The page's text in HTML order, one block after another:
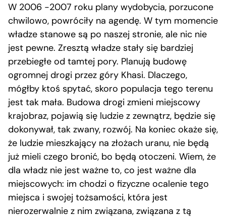
W 2006 -2007 roku plany wydobycia, porzucone
chwilowo, powróciły na agendę. W tym momencie
władze stanowe są po naszej stronie, ale nic nie
jest pewne. Zresztą władze stały się bardziej
przebiegłe od tamtej pory. Planują budowę
ogromnej drogi przez góry Khasi. Dlaczego,
mógłby ktoś spytać, skoro populacja tego terenu
jest tak mała. Budowa drogi zmieni miejscowy
krajobraz, pojawią się ludzie z zewnątrz, będzie się
dokonywał, tak zwany, rozwój. Na koniec okaże się,
że ludzie mieszkający na złożach uranu, nie będą
już mieli czego bronić, bo będą otoczeni. Wiem, że
dla władz nie jest ważne to, co jest ważne dla
miejscowych: im chodzi o fizyczne ocalenie tego
miejsca i swojej tożsamości, która jest
nierozerwalnie z nim związana, związana z tą